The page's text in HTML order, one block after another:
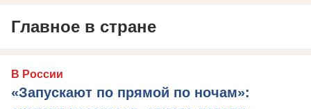
Главное в стране
В России
«Запускают по прямой по ночам»: